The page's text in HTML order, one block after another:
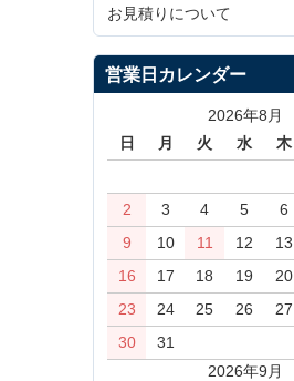
お見積りについて
営業日カレンダー
2026年8月
日
月 火 水 木
2
3 4 5 6
9
10 11 12 13
16
17 18 19 20
23
24 25 26 27
30
31
2026年9月